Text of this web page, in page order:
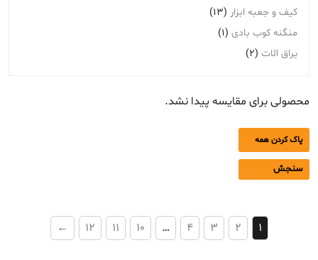
کیف و جعبه ابزار (13)
منگنه کوب بادی (1)
یراق الات (2)
محصولی برای مقایسه پیدا نشد.
پاک کردن همه
سنجش
1
2
3
4
…
10
11
12
←